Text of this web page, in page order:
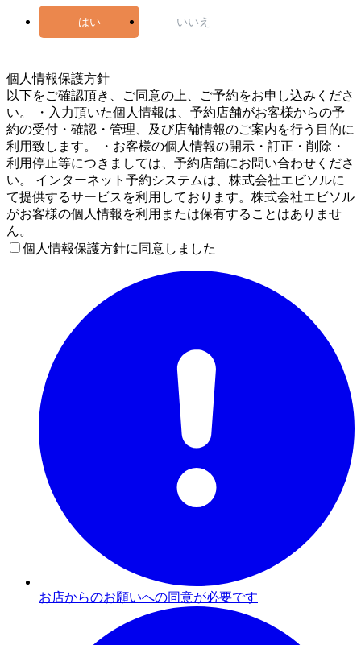
はい いいえ
個人情報保護方針
以下をご確認頂き、ご同意の上、ご予約をお申し込みくださ
い。 ・入力頂いた個人情報は、予約店舗がお客様からの予
約の受付・確認・管理、及び店舗情報のご案内を行う目的に
利用致します。 ・お客様の個人情報の開示・訂正・削除・
利用停止等につきましては、予約店舗にお問い合わせくださ
い。 インターネット予約システムは、株式会社エビソルに
て提供するサービスを利用しております。株式会社エビソル
がお客様の個人情報を利用または保有することはありませ
ん。
個人情報保護方針に同意しました
お店からのお願いへの同意が必要です